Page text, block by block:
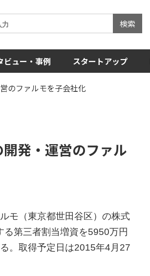
検索
ビュー・事例 スタートアップ
のファルモを子会社化
発・運営のファル
モ（東京都世田谷区）の株式
第三者割当増資を5950万円
。取得予定日は2015年4月27